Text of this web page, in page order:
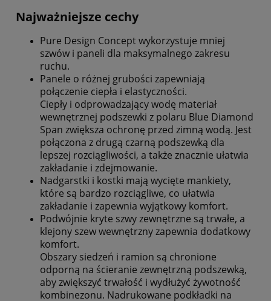
Najważniejsze cechy
Pure Design Concept wykorzystuje mniej
szwów i paneli dla maksymalnego zakresu
ruchu.
Panele o różnej grubości zapewniają
połączenie ciepła i elastyczności.
Ciepły i odprowadzający wodę materiał
wewnętrznej podszewki z polaru Blue Diamond
Span zwiększa ochronę przed zimną wodą. Jest
połączona z drugą czarną podszewką dla
lepszej rozciągliwości, a także znacznie ułatwia
zakładanie i zdejmowanie.
Nadgarstki i kostki mają wycięte mankiety,
które są bardzo rozciągliwe, co ułatwia
zakładanie i zapewnia wyjątkowy komfort.
Podwójnie kryte szwy zewnętrzne są trwałe, a
klejony szew wewnętrzny zapewnia dodatkowy
komfort.
Obszary siedzeń i ramion są chronione
odporną na ścieranie zewnętrzną podszewką,
aby zwiększyć trwałość i wydłużyć żywotność
kombinezonu. Nadrukowane podkładki na